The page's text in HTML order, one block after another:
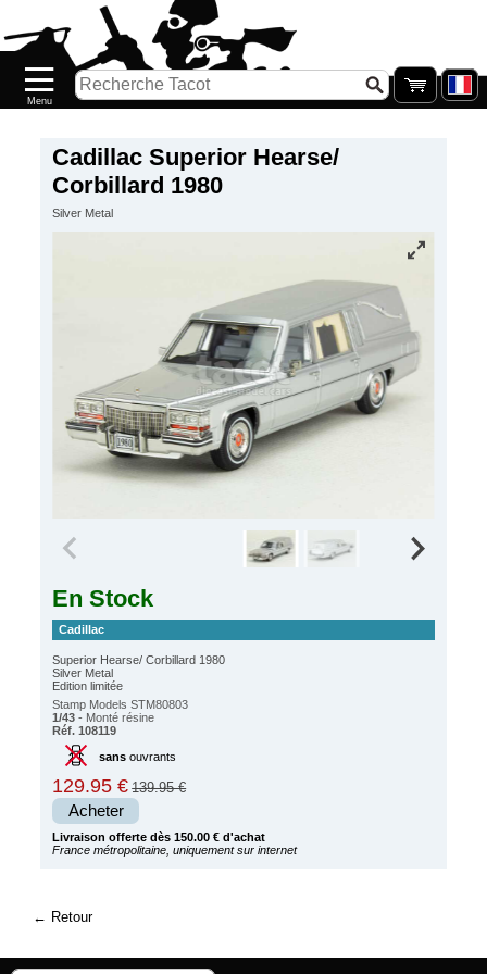
Cadillac Superior Hearse/
Corbillard 1980
Silver Metal
En Stock
Cadillac
Superior Hearse/ Corbillard 1980
Silver Metal
Edition limitée
Stamp Models STM80803
1/43 - Monté résine
Réf. 108119
sansouvrants
129.95 € 139.95 €
Acheter
Livraison offerte dès 150.00 € d'achat
France métropolitaine, uniquement sur internet
Retour
Nouveautés
Catalogue/Stock
PETITS
PRIX